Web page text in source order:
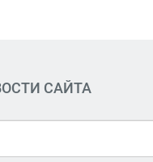
САЙТА